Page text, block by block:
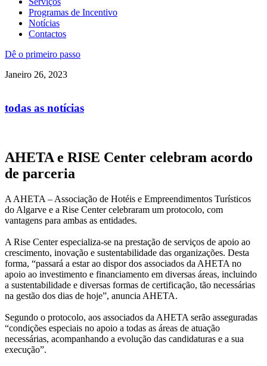
Programas de Incentivo
Notícias
Contactos
Dê o primeiro passo
Janeiro 26, 2023
todas as notícias
AHETA e RISE Center celebram acordo
de parceria
A AHETA – Associação de Hotéis e Empreendimentos Turísticos
do Algarve e a Rise Center celebraram um protocolo, com
vantagens para ambas as entidades.
A Rise Center especializa-se na prestação de serviços de apoio ao
crescimento, inovação e sustentabilidade das organizações. Desta
forma, “passará a estar ao dispor dos associados da AHETA no
apoio ao investimento e financiamento em diversas áreas, incluindo
a sustentabilidade e diversas formas de certificação, tão necessárias
na gestão dos dias de hoje”, anuncia AHETA.
Segundo o protocolo, aos associados da AHETA serão asseguradas
“condições especiais no apoio a todas as áreas de atuação
necessárias, acompanhando a evolução das candidaturas e a sua
execução”.